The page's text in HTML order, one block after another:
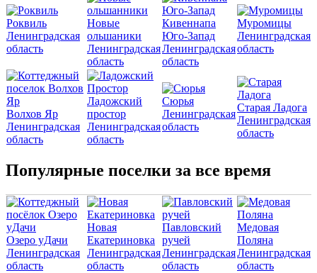
Роквиль
Ленинградская
область
Новые
ольшаники
Ленинградская
область
Кивеннапа
Юго-Запад
Ленинградская
область
Муромицы
Ленинградская
область
Волхов Яр
Ленинградская
область
Ладожский
простор
Ленинградская
область
Сюрья
Ленинградская
область
Старая Ладога
Ленинградская
область
Популярные поселки за все время
Озеро уДачи
Ленинградская
область
Новая
Екатериновка
Ленинградская
область
Павловский
ручей
Ленинградская
область
Медовая
Поляна
Ленинградская
область